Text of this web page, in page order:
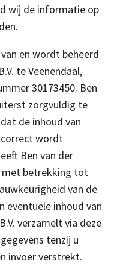
wij de informatie op
en wordt beheerd
te Veenendaal,
30173450. Ben
zorgvuldig te
de inhoud van
wordt
Ben van der
met betrekking tot
van de
eventuele inhoud van
verzamelt via deze
tenzij u
invoer verstrekt.